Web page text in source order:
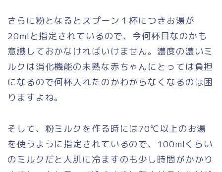
さらに粉となるとスプーン１杯につきお湯が
20mlと指定されているので、今何杯目なのかも
意識しておかなければいけません。濃度の濃いミ
ルクは消化機能の未熟な赤ちゃんにとっては負担
になるので何杯入れたのかわからなくなるのは困
りますよね。
そして、粉ミルクを作る時には70℃以上のお湯
を使うように指定されているので、100mlくらい
のミルクだと人肌に冷ますのも少し時間がかかり